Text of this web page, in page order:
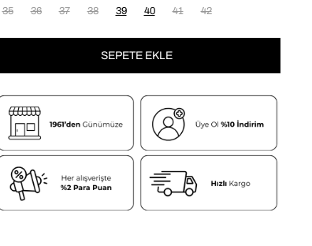
35 36 37 38 39 40 41 42